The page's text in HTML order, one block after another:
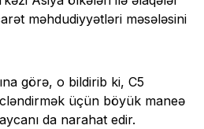
məhdudiyyətləri məsələsini
görə, o bildirib ki, C5
üçün böyük maneə
da narahat edir.